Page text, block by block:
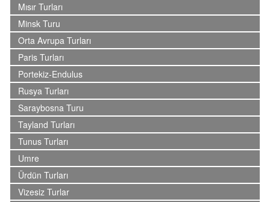
Mısır Turları
Minsk Turu
Orta Avrupa Turları
Paris Turları
Portekiz-Endulus
Rusya Turları
Saraybosna Turu
Tayland Turları
Tunus Turları
Umre
Ürdün Turları
Vizesiz Turlar